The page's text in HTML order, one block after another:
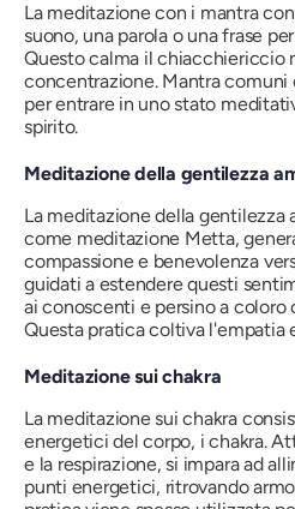
La meditazione con i mantra
suono, una parola o una frase
Questo calma il chiacchiericcio
concentrazione. Mantra comuni
per entrare in uno stato
spirito.
Meditazione della gentilezza
La meditazione della gentilezza
come meditazione Metta,
compassione e benevolenza
guidati a estendere questi
ai conoscenti e persino a
Questa pratica coltiva l'empatia
Meditazione sui chakra
La meditazione sui chakra
energetici del corpo, i chakra.
e la respirazione, si impara ad
punti energetici, ritrovando